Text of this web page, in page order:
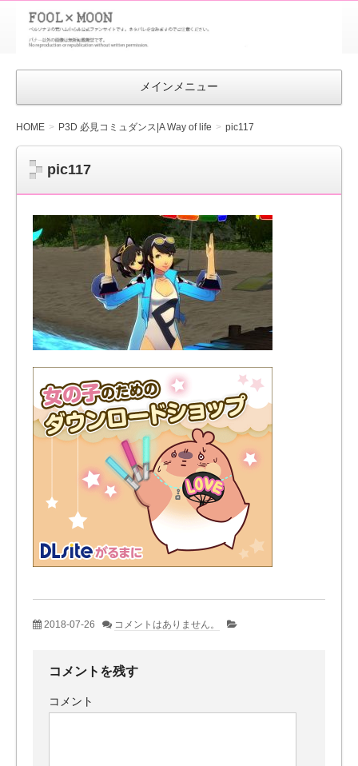
FOOL×MOON
｜ペルソナ
3 荒ハム中
メインメニュー
HOME P3D 必見コミュダンス|A Way of life pic117
pic117
2018-07-26 コメントはありません。
コメントを残す
コメント